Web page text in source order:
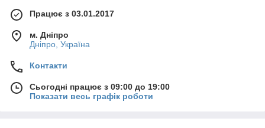
Працює з 03.01.2017
м. Дніпро
Дніпро, Україна
Контакти
Сьогодні працює з 09:00 до 19:00
Показати весь графік роботи